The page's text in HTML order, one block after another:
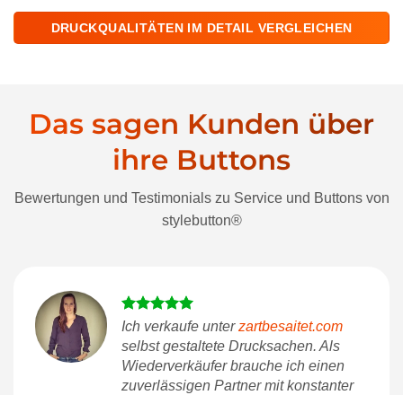
DRUCKQUALITÄTEN IM DETAIL VERGLEICHEN
Das sagen Kunden über
ihre Buttons
Bewertungen und Testimonials zu Service und Buttons von
stylebutton®
Ich verkaufe unterzartbesaitet.com
selbst gestaltete Drucksachen. Als
Wiederverkäufer brauche ich einen
zuverlässigen Partner mit konstanter